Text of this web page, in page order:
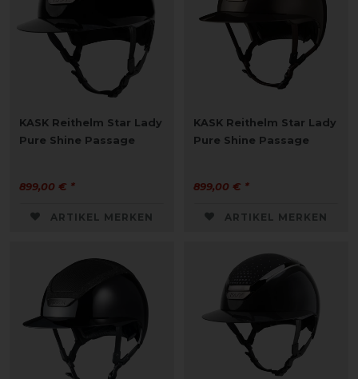
KASK Reithelm Star Lady
Pure Shine Passage
899,00 € *
ARTIKEL MERKEN
KASK Reithelm Star Lady
Pure Shine Passage
899,00 € *
ARTIKEL MERKEN